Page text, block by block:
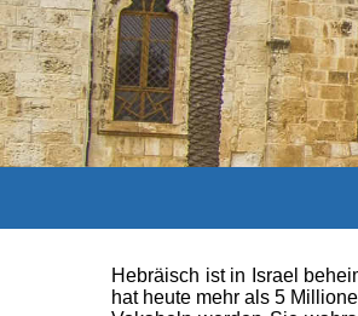
Hebräisch ist in Israel
hat heute mehr als 5